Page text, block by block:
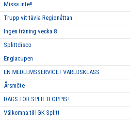
Missa inte!!
Trupp vit tävla Regionåttan
Ingen träning vecka 8
Splittdisco
Englacupen
EN MEDLEMSSERVICE I VÄRLDSKLASS
Årsmöte
DAGS FÖR SPLITTLOPPIS!
Välkomna till GK Splitt